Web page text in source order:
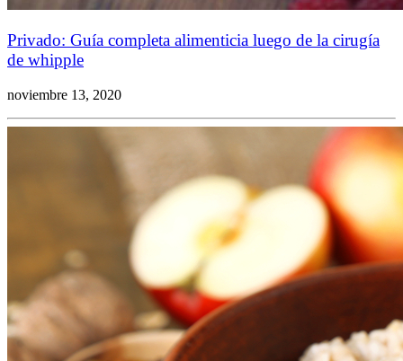
Privado: Guía completa alimenticia luego de la cirugía
de whipple
noviembre 13, 2020